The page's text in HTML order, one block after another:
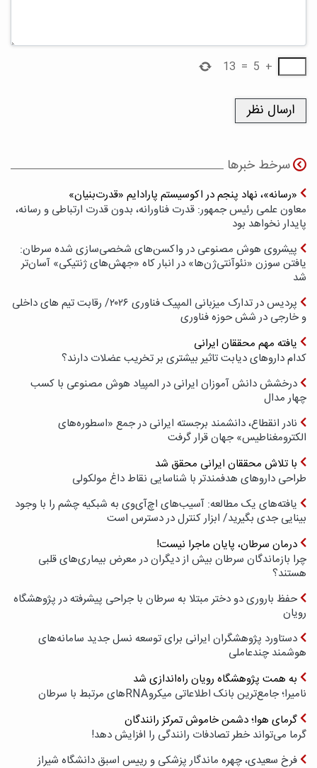
+
5
=
13
سرخط خبرها
«رسانه»، نهاد پنجم در اکوسیستم پارادایم «قدرت‌بنیان»
معاون علمی رئیس جمهور: قدرت فناورانه، بدون قدرت ارتباطی و رسانه،
پایدار نخواهد بود
پیشروی هوش مصنوعی در واکسن‌های شخصی‌سازی شده سرطان:
یافتن سوزن «نئوآنتی‌ژن‌ها» در انبار کاه «جهش‌های ژنتیکی» آسان‌تر
شد
پردیس در تدارک میزبانی المپیک فناوری ۲۰۲۶/ رقابت تیم های داخلی
و خارجی در شش حوزه فناوری
یافته مهم محققان ایرانی
کدام داروهای دیابت تاثیر بیشتری بر تخریب عضلات دارند؟
درخشش دانش آموزان ایرانی در المپیاد هوش مصنوعی با کسب
چهار مدال
نادر انقطاع، دانشمند برجسته ایرانی در جمع «اسطوره‌های
الکترومغناطیس» جهان قرار گرفت
با تلاش محققان ایرانی محقق شد
طراحی داروهای هدفمندتر با شناسایی نقاط داغ مولکولی
یافته‌های یک مطالعه: آسیب‌های اچ‌آی‌وی به شبکیه چشم را با وجود
بینایی جدی بگیرید/ ابزار کنترل در دسترس است
درمان سرطان، پایان ماجرا نیست!
چرا بازماندگان سرطان بیش از دیگران در معرض بیماری‌های قلبی
هستند؟
حفظ باروری دو دختر مبتلا به سرطان با جراحی پیشرفته در پژوهشگاه
رویان
دستاورد پژوهشگران ایرانی برای توسعه نسل جدید سامانه‌های
هوشمند چندعاملی
به همت پژوهشگاه رویان راه‌اندازی شد
نامیرا؛ جامع‌ترین بانک اطلاعاتی میکروRNAهای مرتبط با سرطان
گرمای هوا؛ دشمن خاموش تمرکز رانندگان
گرما می‌تواند خطر تصادفات رانندگی را افزایش دهد!
فرخ سعیدی، چهره ماندگار پزشکی و رییس اسبق دانشگاه شیراز